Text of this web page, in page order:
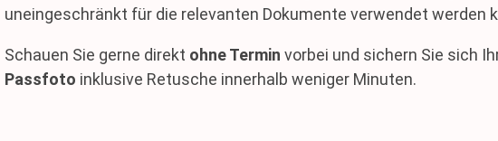
uneingeschränkt für die relevanten Dokumente verwendet werden
Schauen Sie gerne direkt ohne Termin vorbei und sichern Sie sich
Passfoto inklusive Retusche innerhalb weniger Minuten.